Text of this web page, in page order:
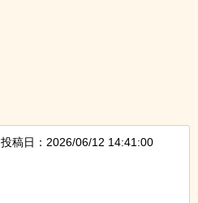
投稿日：2026/06/12 14:41:00